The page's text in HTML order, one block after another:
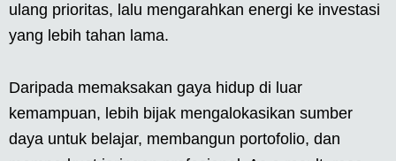
ulang prioritas, lalu mengarahkan energi ke investasi
yang lebih tahan lama.
Daripada memaksakan gaya hidup di luar
kemampuan, lebih bijak mengalokasikan sumber
daya untuk belajar, membangun portofolio, dan